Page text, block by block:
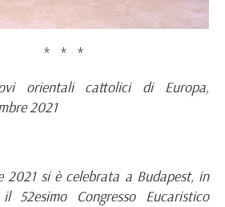
* * *
orientali cattolici di Europa,
2021
2021 si è celebrata a Budapest, in
52esimo Congresso Eucaristico